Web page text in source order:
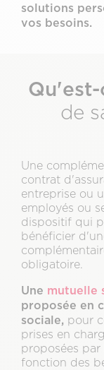
solutions
vos besoins.
de
Une
contrat
entreprise ou
employés ou
dispositif qui
bénéficier
obligatoire.
Une mutuelle
proposée en
sociale, pour
prises en
proposées
fonction des